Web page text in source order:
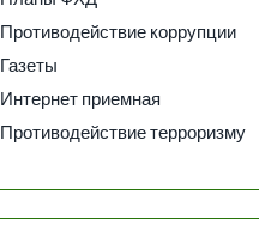
Противодействие коррупции
Газеты
Интернет приемная
Противодействие терроризму